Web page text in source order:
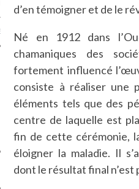
SUIVEZ-NOUS
d’en témoigner et de le
Né en 1912 dans
chamaniques des
fortement influencé
consiste à réaliser une
éléments tels que des
centre de laquelle est
fin de cette cérémonie,
éloigner la maladie. Il
dont le résultat final n’est